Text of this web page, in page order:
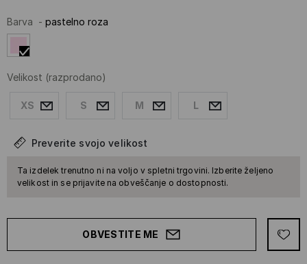
Barva - pastelno roza
Velikost (razprodano)
XS S M L
Preverite svojo velikost
Ta izdelek trenutno ni na voljo v spletni trgovini. Izberite željeno
velikost in se prijavite na obveščanje o dostopnosti.
OBVESTITE ME